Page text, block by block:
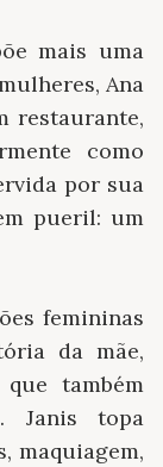
mais uma
Ana
restaurante,
como
por sua
pueril: um
femininas
da mãe,
também
Janis topa
maquiagem,